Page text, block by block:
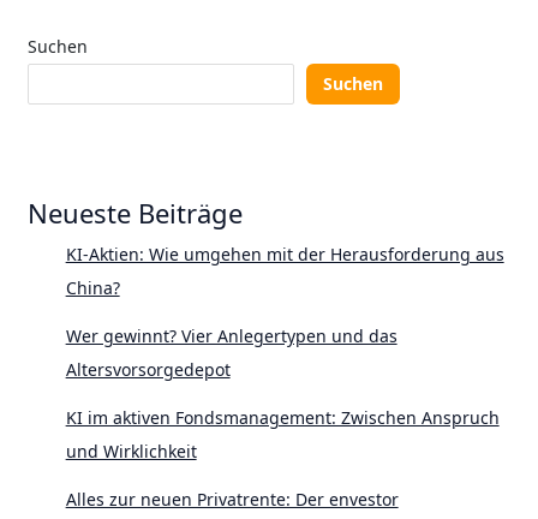
Suchen
Suchen
Neueste Beiträge
KI-Aktien: Wie umgehen mit der Herausforderung aus
China?
Wer gewinnt? Vier Anlegertypen und das
Altersvorsorgedepot
KI im aktiven Fondsmanagement: Zwischen Anspruch
und Wirklichkeit
Alles zur neuen Privatrente: Der envestor